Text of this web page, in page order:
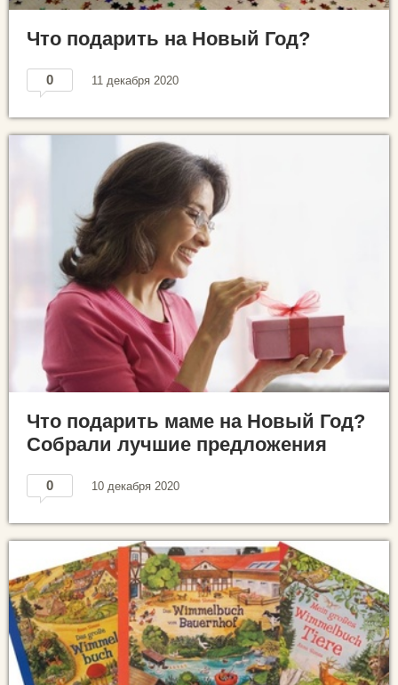
Что подарить на Новый Год?
0 11 декабря 2020
Что подарить маме на Новый Год?
Собрали лучшие предложения
0 10 декабря 2020